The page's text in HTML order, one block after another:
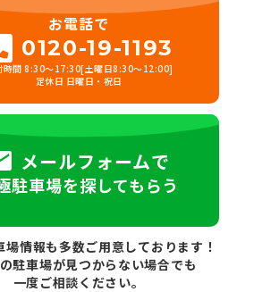
お電話で
0120-19-1193
時間 8:30～17:30[土曜日8:30～12:00]
定休日 日曜日・祝日
メールフォームで
駐車場を探してもらう
場情報も多数ご用意しております！
駐車場が見つからない場合でも
一度ご相談ください。